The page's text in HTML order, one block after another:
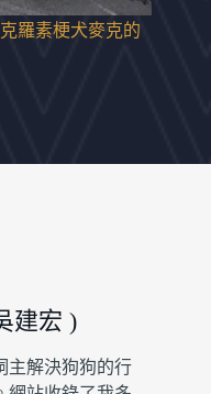
羅素梗犬麥克的
建宏 )
主解決狗狗的行